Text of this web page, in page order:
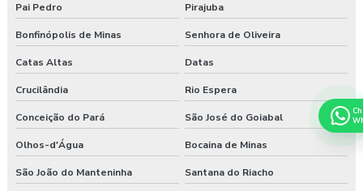
Pai Pedro Pirajuba
Bonfinópolis de Minas Senhora de Oliveira
Catas Altas Datas
Crucilândia Rio Espera
Conceição do Pará São José do Goiabal
Olhos-d'Água Bocaina de Minas
São João do Manteninha Santana do Riacho